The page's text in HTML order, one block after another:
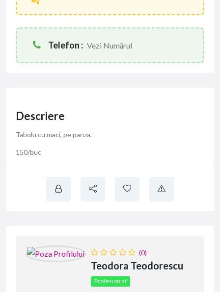
Telefon : Vezi Numărul
Descriere
Tabolu cu maci, pe panza.
150/buc
(0)
Teodora Teodorescu
Profesionist